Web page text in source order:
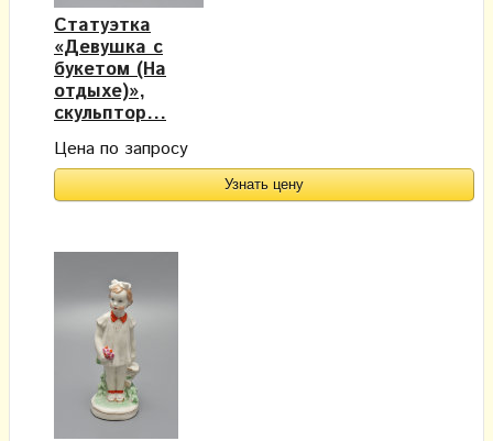
Статуэтка
«Девушка с
букетом (На
отдыхе)»,
скульптор...
Цена по запросу
Узнать цену